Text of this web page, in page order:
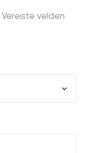
Vereiste velden